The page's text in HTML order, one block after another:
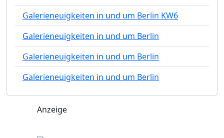
Galerieneuigkeiten in und um Berlin KW6
Galerieneuigkeiten in und um Berlin
Galerieneuigkeiten in und um Berlin
Galerieneuigkeiten in und um Berlin
Anzeige